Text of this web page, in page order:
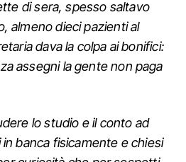
di sera, spesso saltavo
almeno dieci pazienti al
dava la colpa ai bonifici:
assegni la gente non paga
lo studio e il conto ad
banca fisicamente e chiesi